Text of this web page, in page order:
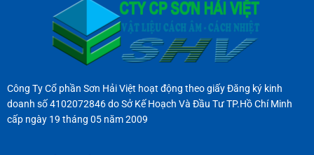
Công Ty Cổ phần Sơn Hải Việt hoạt động theo giấy Đăng ký kinh
doanh số 4102072846 do Sở Kế Hoạch Và Đầu Tư TP.Hồ Chí Minh
cấp ngày 19 tháng 05 năm 2009